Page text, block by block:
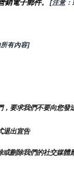
銷電子郵件。 [注意：
有內容]
要求我們不要向您發
退出宣告
或刪除我們的社交媒體